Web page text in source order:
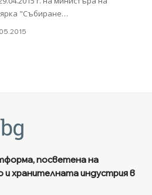
"Събиране…
посветена на
хранителната индустрия в